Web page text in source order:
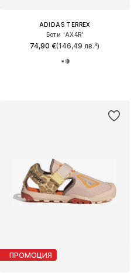
ADIDAS TERREX
Боти 'AX4R'
74,90 €(146,49 лв.³)
ПРОМОЦИЯ